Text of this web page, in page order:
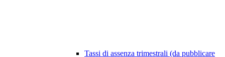
Tassi di assenza trimestrali (da pubblicare